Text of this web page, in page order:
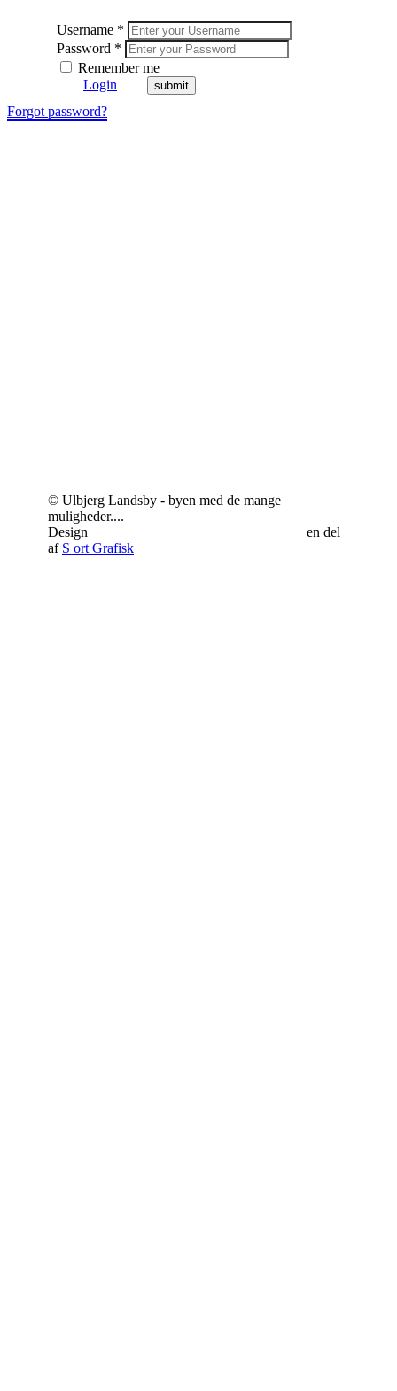
Username *
Password *
Remember me
Login
Forgot password?
© Ulbjerg Landsby - byen med de mange
muligheder....
Design
en del
af S ort Grafisk